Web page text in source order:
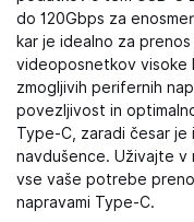
do 120Gbps za
kar je idealno za
videoposnetkov visoke
zmogljivih perifernih
povezljivost in
Type-C, zaradi česar
navdušence. Uživajte v
vse vaše potrebe
napravami Type-C.